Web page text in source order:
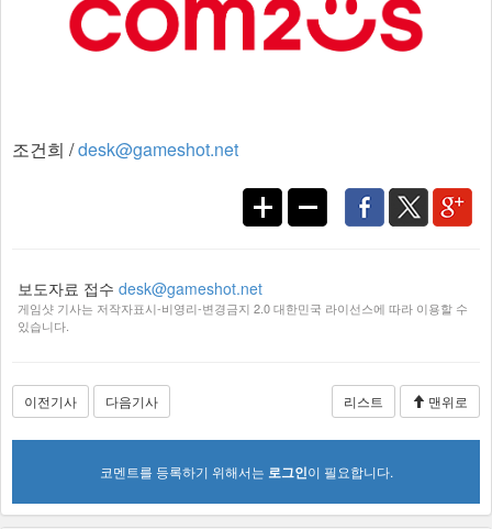
조건희 /desk@gameshot.net
보도자료 접수 desk@gameshot.net
게임샷 기사는 저작자표시-비영리-변경금지 2.0 대한민국 라이선스에 따라 이용할 수
있습니다.
이전기사 다음기사 리스트 맨위로
코멘트를 등록하기 위해서는 로그인이 필요합니다.